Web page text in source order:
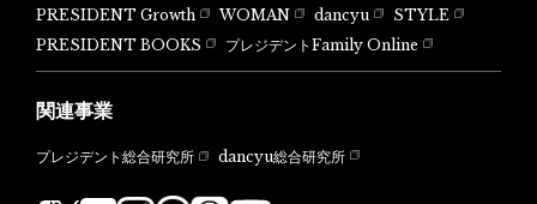
PRESIDENT Growth WOMAN dancyu
STYLE
PRESIDENT BOOKS
プレジデントFamily Online
関連事業
プレジデント総合研究所 dancyu総合研究所